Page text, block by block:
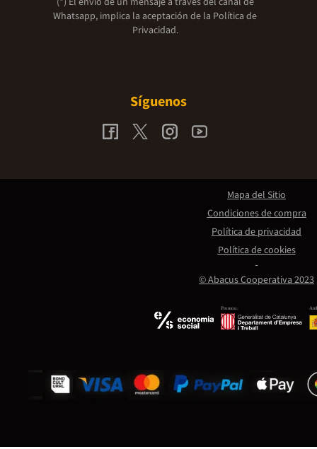
Whatsapp, implica la aceptación de la Política de
Privacidad.
Síguenos
Promou:
© Abacus Cooperativa 2023
Mapa del Sitio
Condiciones de compra
Política de privacidad
Política de cookies